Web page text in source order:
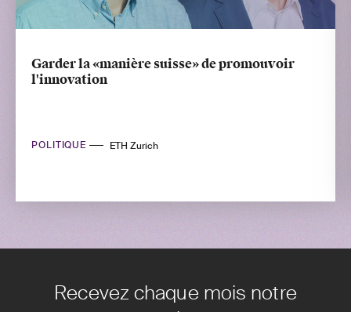
Garder la «manière suisse» de promouvoir
l'innovation
POLITIQUE ETH Zurich
Recevez chaque mois notre